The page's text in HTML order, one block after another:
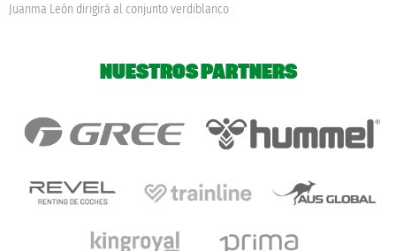
Juanma León dirigirá al conjunto verdiblanco
NUESTROS PARTNERS